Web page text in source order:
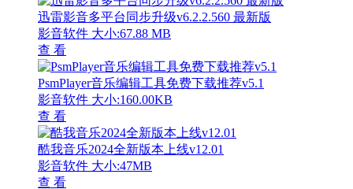
迅雷影音多平台同步升级v6.2.2.560 最新版
影音软件 大小:67.88 MB
查 看
PsmPlayer音乐编辑工具免费下载推荐v5.1
影音软件 大小:160.00KB
查 看
酷我音乐2024全新版本上线v12.01
影音软件 大小:47MB
查 看